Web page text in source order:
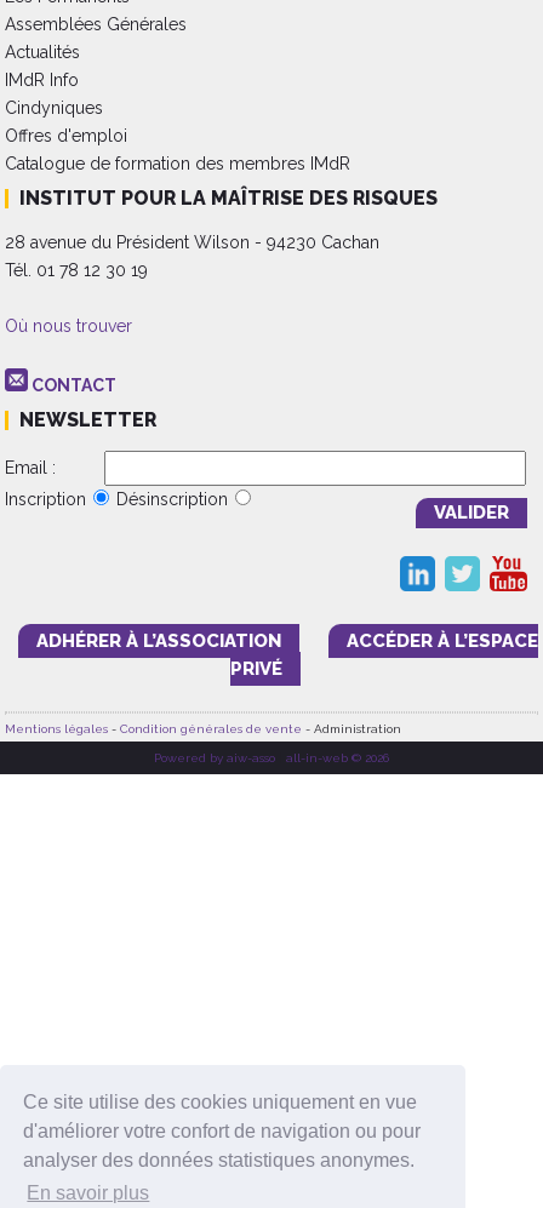
Ce site utilise des cookies uniquement en vue
d'améliorer votre confort de navigation ou pour
analyser des données statistiques anonymes.
En savoir plus
Assemblées Générales
Actualités
IMdR Info
Cindyniques
Offres d'emploi
Catalogue de formation des membres IMdR
INSTITUT POUR LA MAÎTRISE DES RISQUES
28 avenue du Président Wilson - 94230 Cachan
Tél. 01 78 12 30 19
Où nous trouver
CONTACT
NEWSLETTER
Email :
Inscription
Désinscription
ADHÉRER À L’ASSOCIATION
ACCÉDER À L’ESPACE
PRIVÉ
Mentions légales -Condition générales de vente - Administration
Powered by aiw-asso all-in-web © 2026